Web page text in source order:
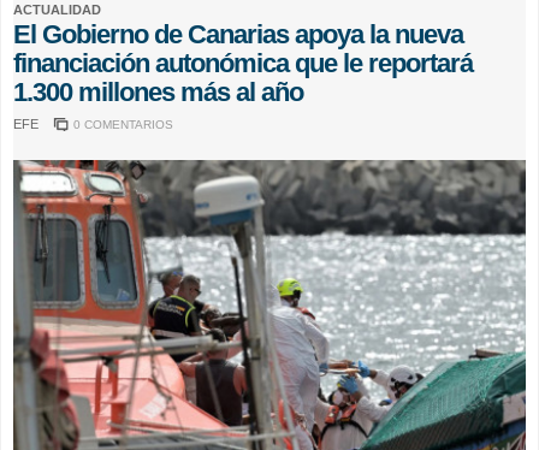
ACTUALIDAD
El Gobierno de Canarias apoya la nueva
financiación autonómica que le reportará
1.300 millones más al año
EFE 0 COMENTARIOS